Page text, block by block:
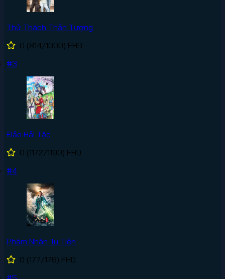
Thử Thách Thần Tượng
0 (814/1000) FHD
#3
Đảo Hải Tặc
0 (1172/1190) FHD
#4
Phàm Nhân Tu Tiên
0 (177/176) FHD